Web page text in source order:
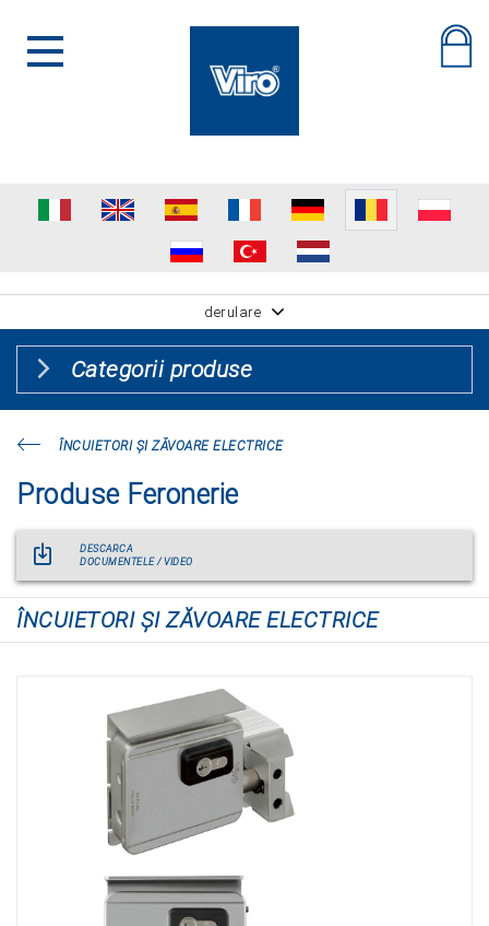
derulare
Categorii produse
ÎNCUIETORI ŞI ZĂVOARE ELECTRICE
Produse Feronerie
DESCARCA
DOCUMENTELE / VIDEO
ÎNCUIETORI ŞI ZĂVOARE ELECTRICE